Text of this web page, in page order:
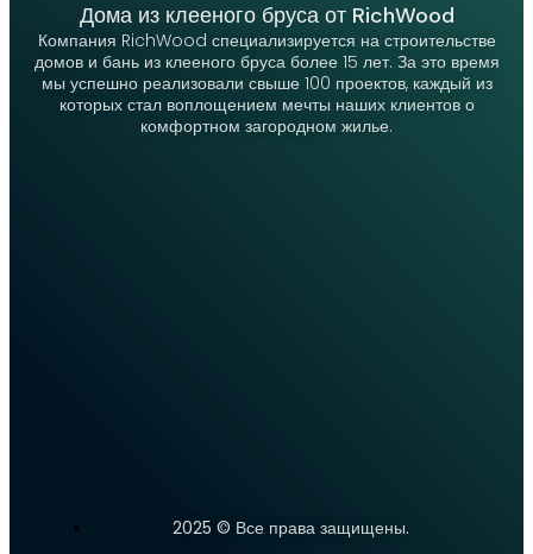
Дома из клееного бруса от RichWood
Компания RichWood специализируется на строительстве
домов и бань из клееного бруса более 15 лет. За это время
мы успешно реализовали свыше 100 проектов, каждый из
которых стал воплощением мечты наших клиентов о
комфортном загородном жилье.
2025 © Все права защищены.